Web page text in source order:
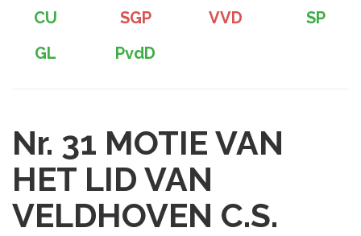
CU
SGP VVD
SP
GL
PvdD
Nr. 31 MOTIE VAN
HET LID VAN
VELDHOVEN C.S.